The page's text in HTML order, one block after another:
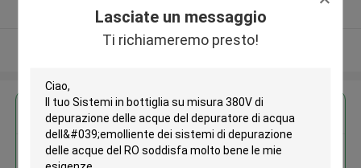
Lasciate un messaggio
Ti richiameremo presto!
Fornitore verificato
Osservi più
Ottieni il miglior prezzo per
Sistemi in bottiglia su misura